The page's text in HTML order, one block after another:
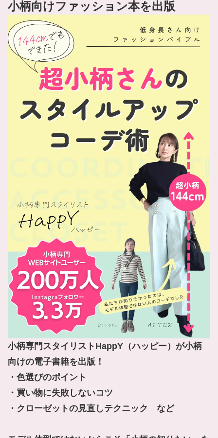
小柄向けファッション本を出版
小柄専門スタイリストHappY（ハッピー）が小柄
向けの電子書籍を出版！
・色選びのポイント
・買い物に失敗しないコツ
・クローゼットの見直しテクニック　など